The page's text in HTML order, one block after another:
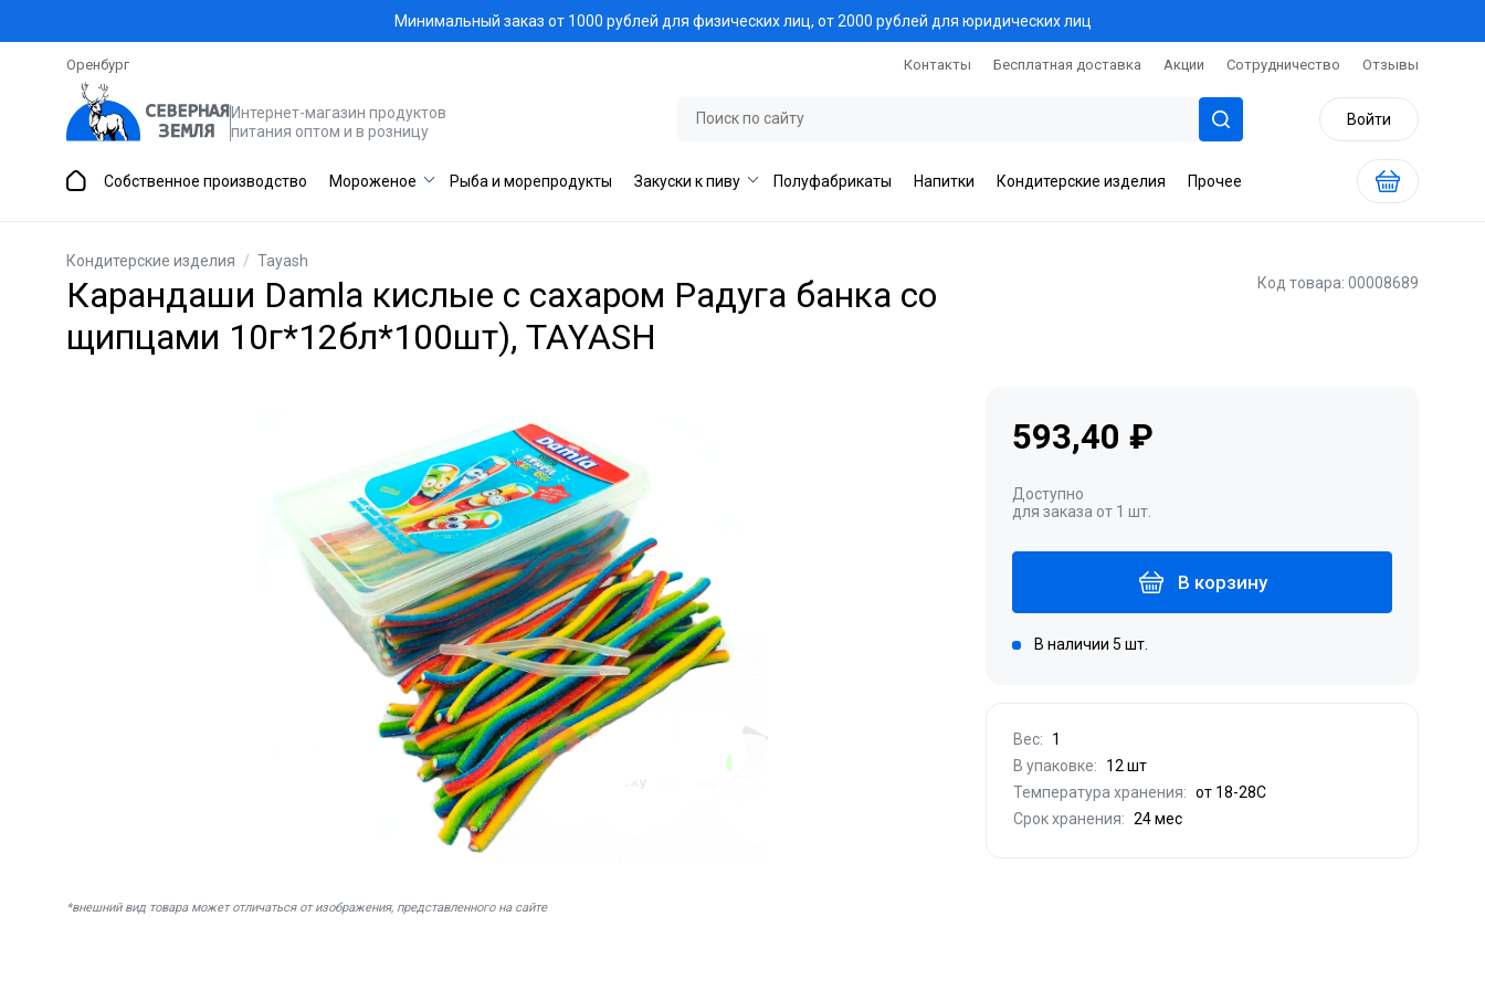
Минимальный заказ от 1000 рублей для физических лиц, от 2000 рублей для юридических лиц
Оренбург Контакты Бесплатная доставка Акции Сотрудничество Отзывы
Интернет-магазин продуктов
питания оптом и в розницу
Войти
Собственное производство Мороженое Рыба и морепродукты Закуски к пиву Полуфабрикаты Напитки Кондитерские изделия Прочее
Кондитерские изделия / Tayash
Карандаши Damla кислые с сахаром Радуга банка со
щипцами 10г*12бл*100шт), TAYASH
Код товара: 00008689
*внешний вид товара может отличаться от изображения, представленного на сайте
593,40 ₽
Доступно
для заказа от 1 шт.
В корзину
В наличии 5 шт.
Вес:
1
В упаковке:
12 шт
Температура хранения: от 18-28С
Срок хранения: 24 мес